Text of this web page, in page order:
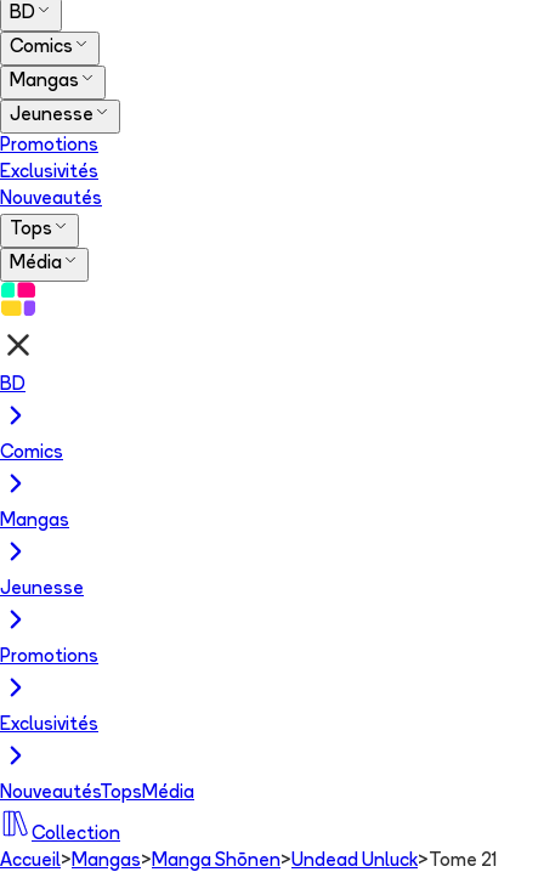
BD
Comics
Mangas
Jeunesse
Promotions
Exclusivités
Nouveautés
Tops
Média
BD
Comics
Mangas
Jeunesse
Promotions
Exclusivités
NouveautésTops Média
Collection
Accueil> Mangas> Manga Shōnen>Undead Unluck> Tome 21